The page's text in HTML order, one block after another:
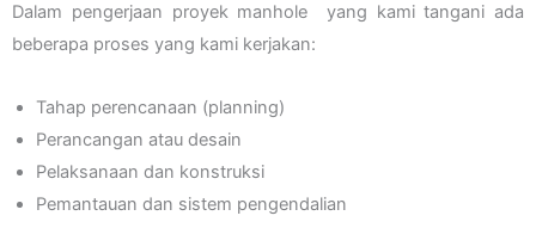
Dalam pengerjaan proyek manhole yang kami tangani ada
beberapa proses yang kami kerjakan:
Tahap perencanaan (planning)
Perancangan atau desain
Pelaksanaan dan konstruksi
Pemantauan dan sistem pengendalian